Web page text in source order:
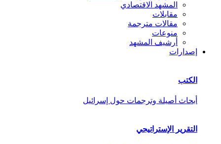
المشهد الاقتصادي
مقابلات
مقالات مترجمة
منوعات
أرشيف المشهد
إصدارات
الكتب
أبحاث أصيلة وترجمات حول إسرائيل
التقرير الإستراتيجي